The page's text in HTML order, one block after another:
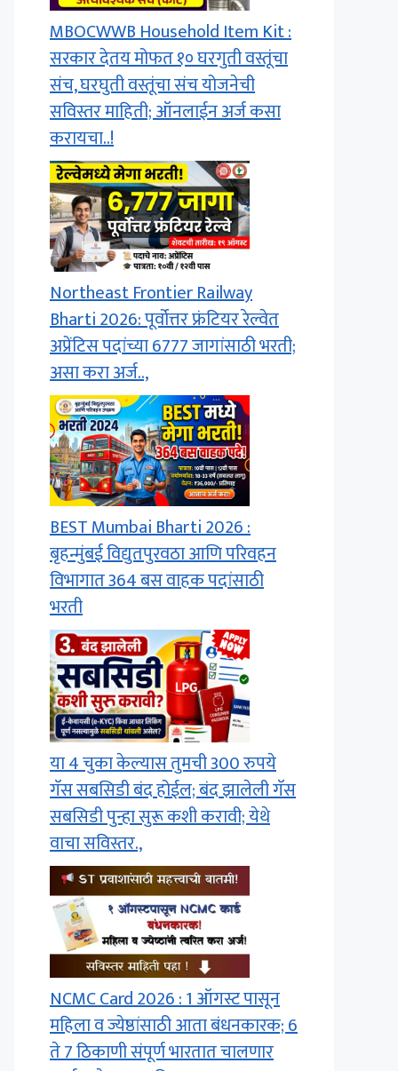
MBOCWWB Household Item Kit :
सरकार देतय मोफत १० घरगुती वस्तूंचा
संच, घरघुती वस्तूंचा संच योजनेची
सविस्तर माहिती; ऑनलाईन अर्ज कसा
करायचा..!
Northeast Frontier Railway
Bharti 2026: पूर्वोत्तर फ्रंटियर रेल्वेत
अप्रेंटिस पदांच्या 6777 जागांसाठी भरती;
असा करा अर्ज..,
BEST Mumbai Bharti 2026 :
बृहन्मुंबई विद्युतपुरवठा आणि परिवहन
विभागात 364 बस वाहक पदांसाठी
भरती
या 4 चुका केल्यास तुमची 300 रुपये
गॅस सबसिडी बंद होईल; बंद झालेली गॅस
सबसिडी पुन्हा सुरू कशी करावी; येथे
वाचा सविस्तर.,
NCMC Card 2026 : 1 ऑगस्ट पासून
महिला व ज्येष्ठांसाठी आता बंधनकारक; 6
ते 7 ठिकाणी संपूर्ण भारतात चालणार